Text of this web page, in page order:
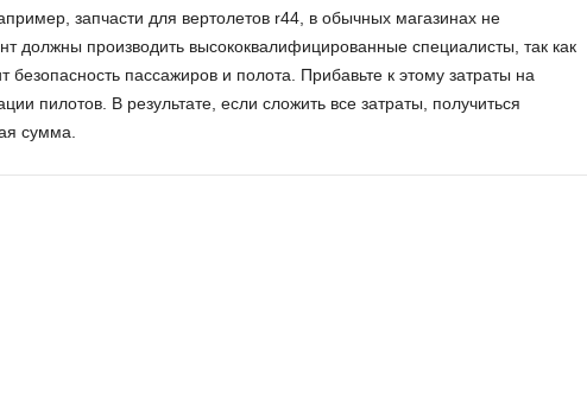
запчасти для вертолетов r44, в обычных магазинах не
должны производить высококвалифицированные специалисты, так как
безопасность пассажиров и полота. Прибавьте к этому затраты на
пилотов. В результате, если сложить все затраты, получиться
сумма.